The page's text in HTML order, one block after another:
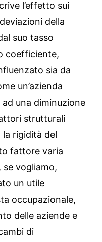
l’effetto sui
della
suo tasso
coefficiente,
sia da
un’azienda
una diminuzione
strutturali
la rigidità del
fattore varia
se vogliamo,
un utile
occupazionale,
delle aziende e
di